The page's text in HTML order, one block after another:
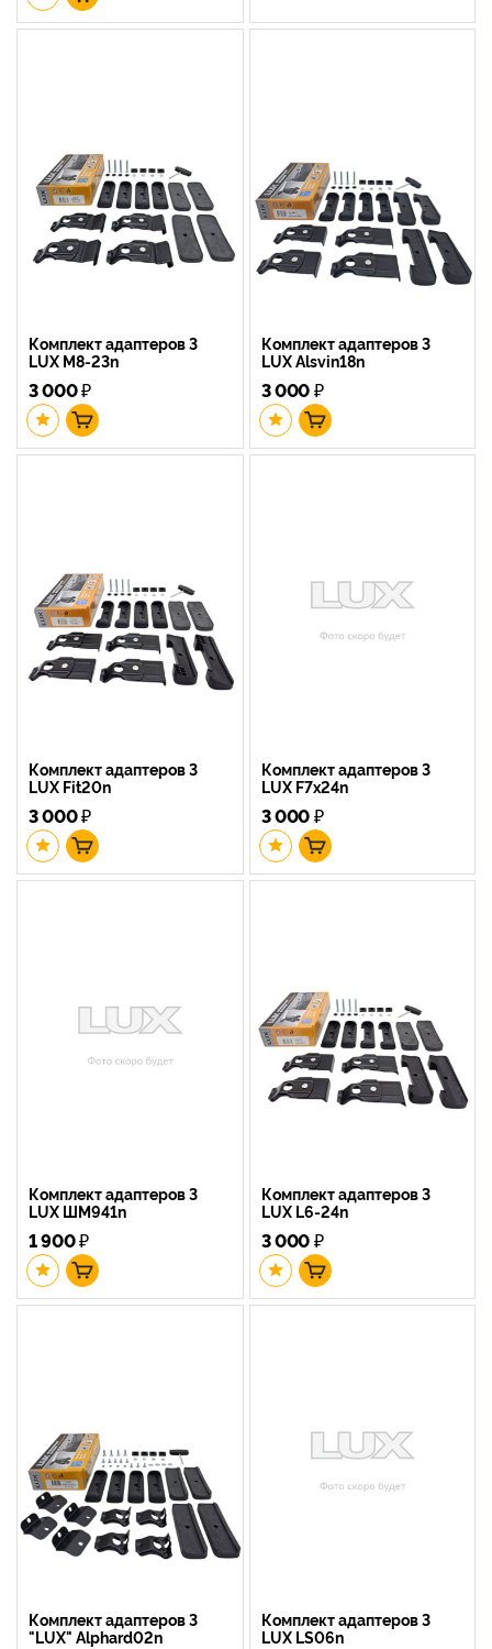
Комплект адаптеров 3
LUX M8-23n
3 000₽
Комплект адаптеров 3
LUX Alsvin18n
3 000₽
Комплект адаптеров 3
LUX Fit20n
3 000₽
Комплект адаптеров 3
LUX F7x24n
3 000₽
Комплект адаптеров 3
LUX ШМ941n
1 900₽
Комплект адаптеров 3
LUX L6-24n
3 000₽
Комплект адаптеров 3
"LUX" Alphard02n
Комплект адаптеров 3
LUX LS06n